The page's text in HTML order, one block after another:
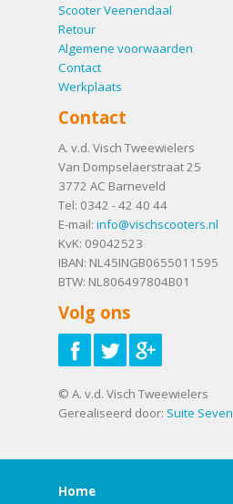
Scooter Veenendaal
Retour
Algemene voorwaarden
Contact
Werkplaats
Contact
A. v.d. Visch Tweewielers
Van Dompselaerstraat 25
3772 AC Barneveld
Tel: 0342 - 42 40 44
E-mail: info@vischscooters.nl
KvK: 09042523
IBAN: NL45INGB0655011595
BTW: NL806497804B01
Volg ons
© A. v.d. Visch Tweewielers
Gerealiseerd door: Suite Seven
Home